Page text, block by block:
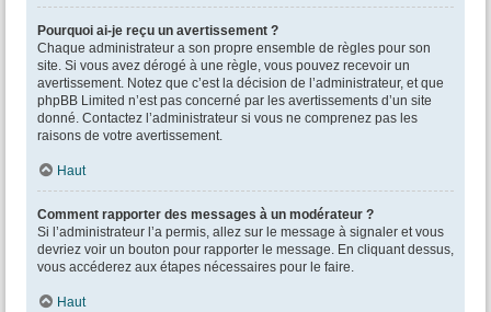
Pourquoi ai-je reçu un avertissement ?
Chaque administrateur a son propre ensemble de règles pour son
site. Si vous avez dérogé à une règle, vous pouvez recevoir un
avertissement. Notez que c’est la décision de l’administrateur, et que
phpBB Limited n’est pas concerné par les avertissements d’un site
donné. Contactez l’administrateur si vous ne comprenez pas les
raisons de votre avertissement.
Haut
Comment rapporter des messages à un modérateur ?
Si l’administrateur l’a permis, allez sur le message à signaler et vous
devriez voir un bouton pour rapporter le message. En cliquant dessus,
vous accéderez aux étapes nécessaires pour le faire.
Haut